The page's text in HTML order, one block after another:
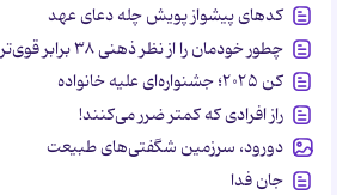
کدهای پیشواز پویش چله دعای عهد
چطور خودمان را از نظر ذهنی ۳۸ برابر قوی‌تر کنیم؟
کن ۲۰۲۵؛ جشنواره‌ای علیه خانواده
راز افرادی که کمتر ضرر می‌کنند!
دورود، سرزمین شگفتی‌های طبیعت
جان فدا